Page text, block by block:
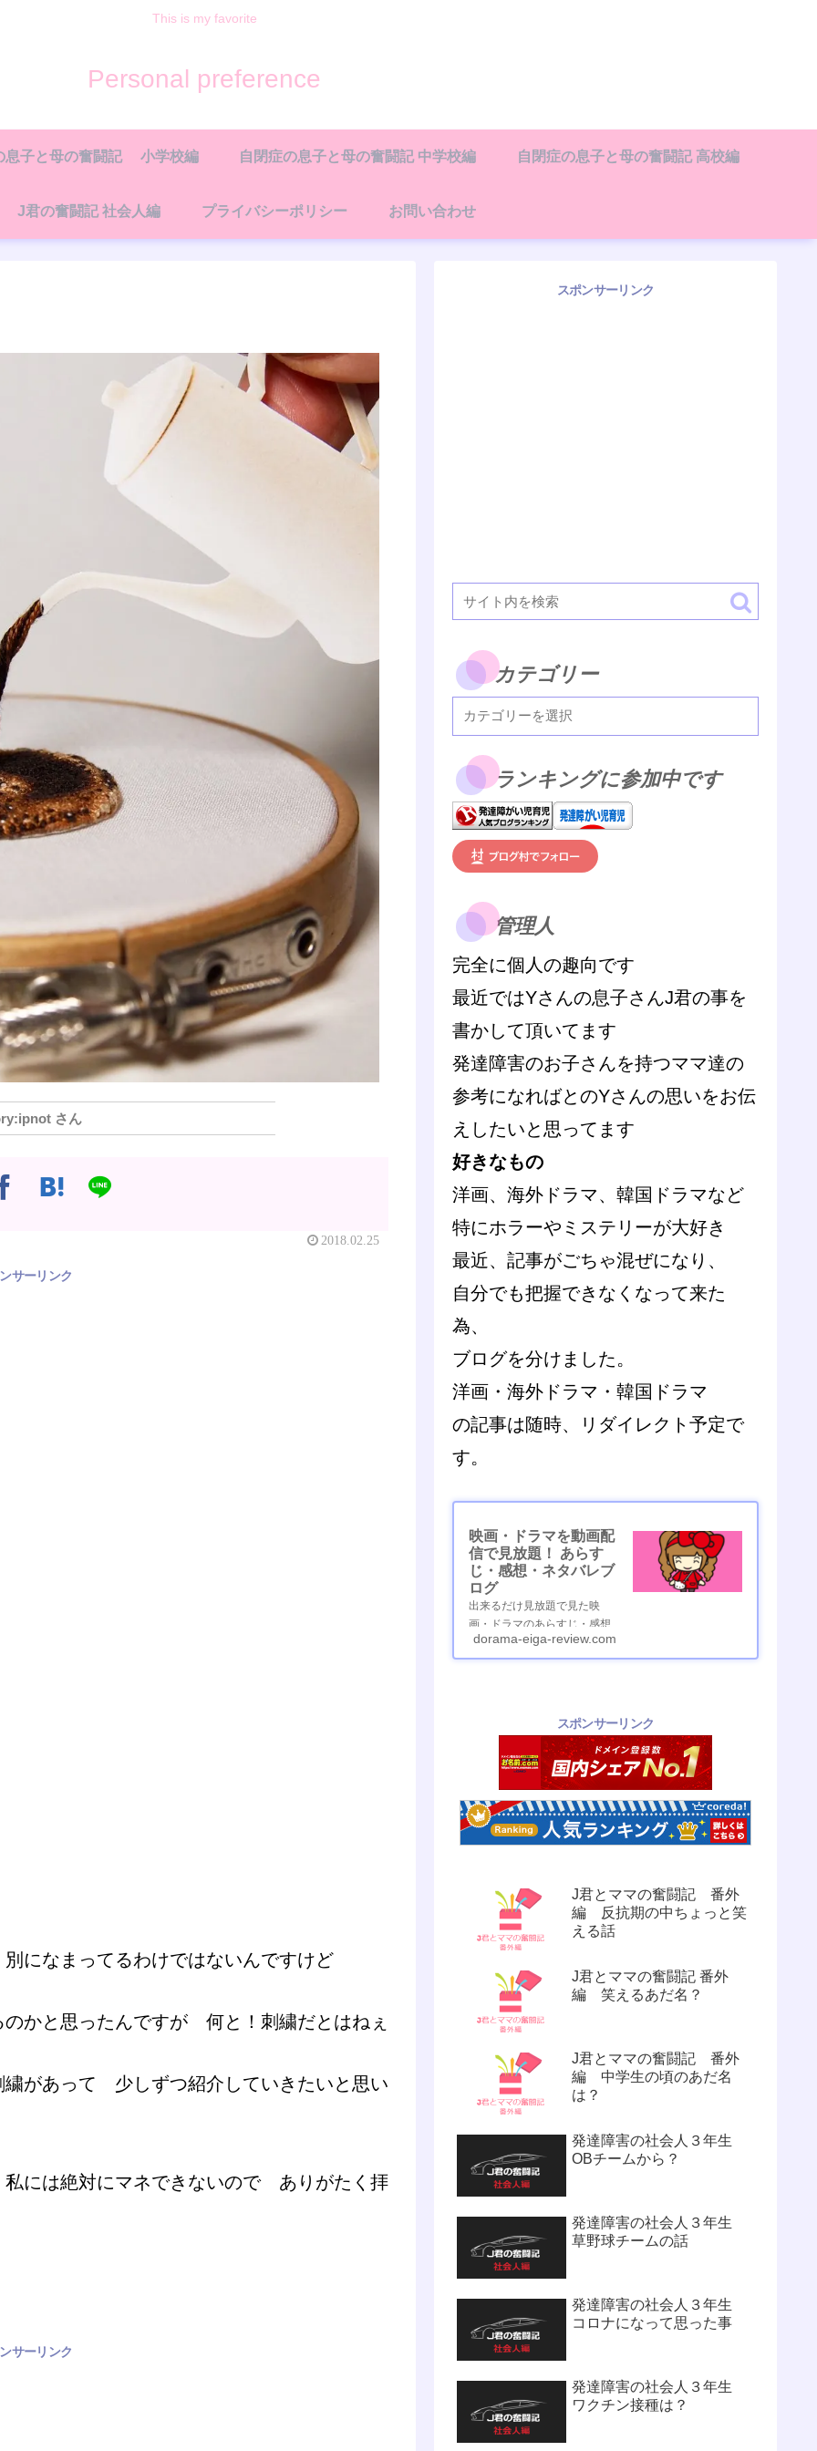
This is my favorite
Personal preference
息子と母の奮闘記 小学校編 自閉症の息子と母の奮闘記 中学校編 自閉症の息子と母の奮闘記 高校編
J君の奮闘記 社会人編 プライバシーポリシー お問い合わせ
ipnot さん
2018.02.25
サーリンク
まってるわけではないんですけど
かと思ったんですが 何と！刺繍だとはねぇ
があって 少しずつ紹介していきたいと思い
には絶対にマネできないので ありがたく拝
サーリンク
スポンサーリンク
カテゴリー
ランキングに参加中です
管理人
完全に個人の趣向です
最近ではYさんの息子さんJ君の事を
書かして頂いてます
発達障害のお子さんを持つママ達の
参考になればとのYさんの思いをお伝
えしたいと思ってます
好きなもの
洋画、海外ドラマ、韓国ドラマなど
特にホラーやミステリーが大好き
最近、記事がごちゃ混ぜになり、
自分でも把握できなくなって来た
為、
ブログを分けました。
洋画・海外ドラマ・韓国ドラマ
の記事は随時、リダイレクト予定で
す。
映画・ドラマを動画配
信で見放題！ あらす
じ・感想・ネタバレブ
ログ
出来るだけ見放題で見た映
画・ドラマのあらすじ・感想
dorama-eiga-review.com
スポンサーリンク
J君とママの奮闘記 番外
編 反抗期の中ちょっと笑
える話
J君とママの奮闘記 番外
編 笑えるあだ名？
J君とママの奮闘記 番外
編 中学生の頃のあだ名
は？
発達障害の社会人３年生
OBチームから？
発達障害の社会人３年生
草野球チームの話
発達障害の社会人３年生
コロナになって思った事
発達障害の社会人３年生
ワクチン接種は？